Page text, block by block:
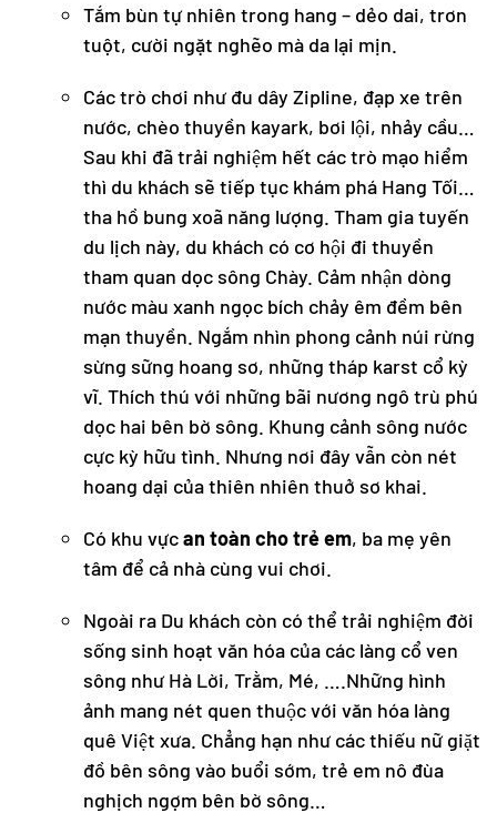
Tắm bùn tự nhiên trong hang – dẻo dai, trơn
tuột, cười ngặt nghẽo mà da lại mịn.
Các trò chơi như đu dây Zipline, đạp xe trên
nước, chèo thuyền kayark, bơi lội, nhảy cầu…
Sau khi đã trải nghiệm hết các trò mạo hiểm
thì du khách sẽ tiếp tục khám phá Hang Tối…
tha hồ bung xoã năng lượng. Tham gia tuyến
du lịch này, du khách có cơ hội đi thuyền
tham quan dọc sông Chày. Cảm nhận dòng
nước màu xanh ngọc bích chảy êm đềm bên
mạn thuyền. Ngắm nhìn phong cảnh núi rừng
sừng sững hoang sơ, những tháp karst cổ kỳ
vĩ. Thích thú với những bãi nương ngô trù phú
dọc hai bên bờ sông. Khung cảnh sông nước
cực kỳ hữu tình. Nhưng nơi đây vẫn còn nét
hoang dại của thiên nhiên thuở sơ khai.
Có khu vựcan toàn cho trẻ em, ba mẹ yên
tâm để cả nhà cùng vui chơi.
Ngoài ra Du khách còn có thể trải nghiệm đời
sống sinh hoạt văn hóa của các làng cổ ven
sông như Hà Lời, Trằm, Mé, ….Những hình
ảnh mang nét quen thuộc với văn hóa làng
quê Việt xưa. Chẳng hạn như các thiếu nữ giặt
đồ bên sông vào buổi sớm, trẻ em nô đùa
nghịch ngợm bên bờ sông…